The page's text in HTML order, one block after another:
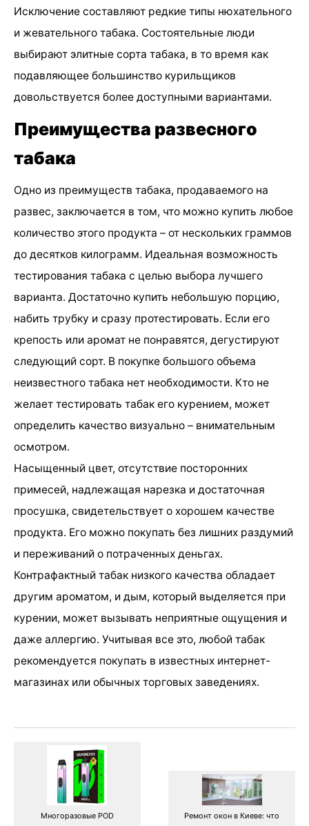
Исключение составляют редкие типы нюхательного
и жевательного табака. Состоятельные люди
выбирают элитные сорта табака, в то время как
подавляющее большинство курильщиков
довольствуется более доступными вариантами.
Преимущества развесного
табака
Одно из преимуществ табака, продаваемого на
развес, заключается в том, что можно купить любое
количество этого продукта – от нескольких граммов
до десятков килограмм. Идеальная возможность
тестирования табака с целью выбора лучшего
варианта. Достаточно купить небольшую порцию,
набить трубку и сразу протестировать. Если его
крепость или аромат не понравятся, дегустируют
следующий сорт. В покупке большого объема
неизвестного табака нет необходимости. Кто не
желает тестировать табак его курением, может
определить качество визуально – внимательным
осмотром.
Насыщенный цвет, отсутствие посторонних
примесей, надлежащая нарезка и достаточная
просушка, свидетельствует о хорошем качестве
продукта. Его можно покупать без лишних раздумий
и переживаний о потраченных деньгах.
Контрафактный табак низкого качества обладает
другим ароматом, и дым, который выделяется при
курении, может вызывать неприятные ощущения и
даже аллергию. Учитывая все это, любой табак
рекомендуется покупать в известных интернет-
магазинах или обычных торговых заведениях.
Многоразовые POD
Ремонт окон в Киеве: что